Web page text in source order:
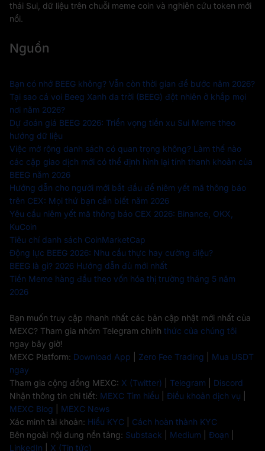
thái Sui, dữ liệu trên chuỗi meme coin và nghiên cứu token mới
nổi.
Nguồn
Bạn có nhớ BEEG không? Vẫn còn thời gian để bước năm 2026?
Tại sao cá voi Beeg Xanh da trời (BEEG) đột nhiên ở khắp mọi
nơi năm 2026?
Dự đoán giá BEEG 2026: Triển vọng tiền xu Sui Meme theo
hướng dữ liệu
Việc mở rộng danh sách có quan trọng không? Làm thế nào
các cặp giao dịch mới có thể định hình lại tính thanh khoản của
BEEG năm 2026
Hướng dẫn cho người mới bắt đầu để niêm yết mã thông báo
trên CEX: Mọi thứ bạn cần biết năm 2026
Yêu cầu niêm yết mã thông báo CEX 2026: Binance, OKX,
KuCoin
Tiêu chí danh sách CoinMarketCap
Động lực BEEG 2026: Nhu cầu thực hay cường điệu?
BEEG là gì? 2026 Hướng dẫn đủ mới nhất
Tiền Meme hàng đầu theo vốn hóa thị trường tháng 5 năm
2026
Bạn muốn truy cập nhanh nhất các bản cập nhật mới nhất của
MEXC? Tham gia nhóm Telegram chính thức của chúng tôi
ngay bây giờ!
MEXC Platform: Download App Zero Fee Trading
Mua USDT
ngay
Tham gia cộng đồng MEXC: X (Twitter) Telegram
Discord
Nhận thông tin chi tiết: MEXC Tìm hiểu Điều khoản dịch vụ
MEXC Blog
MEXC News
Xác minh tài khoản: Hiểu KYC
Cách hoàn thành KYC
Bên ngoài nội dung nền tảng: Substack Medium Đoạn
LinkedIn
X (Tin tức)